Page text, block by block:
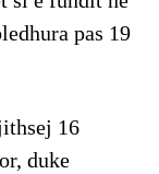
pas 19
16
duke